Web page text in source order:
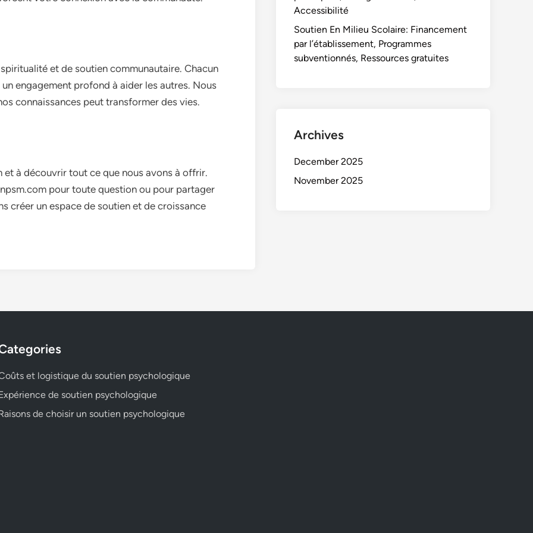
et de soutien communautaire. Chacun
engagement profond à aider les autres. Nous
connaissances peut transformer des vies.
à découvrir tout ce que nous avons à offrir.
pour toute question ou pour partager
créer un espace de soutien et de croissance
Accessibilité
Soutien En Milieu Scolaire: Financement
par l’établissement, Programmes
subventionnés, Ressources gratuites
Archives
December 2025
November 2025
et logistique du soutien psychologique
de soutien psychologique
de choisir un soutien psychologique